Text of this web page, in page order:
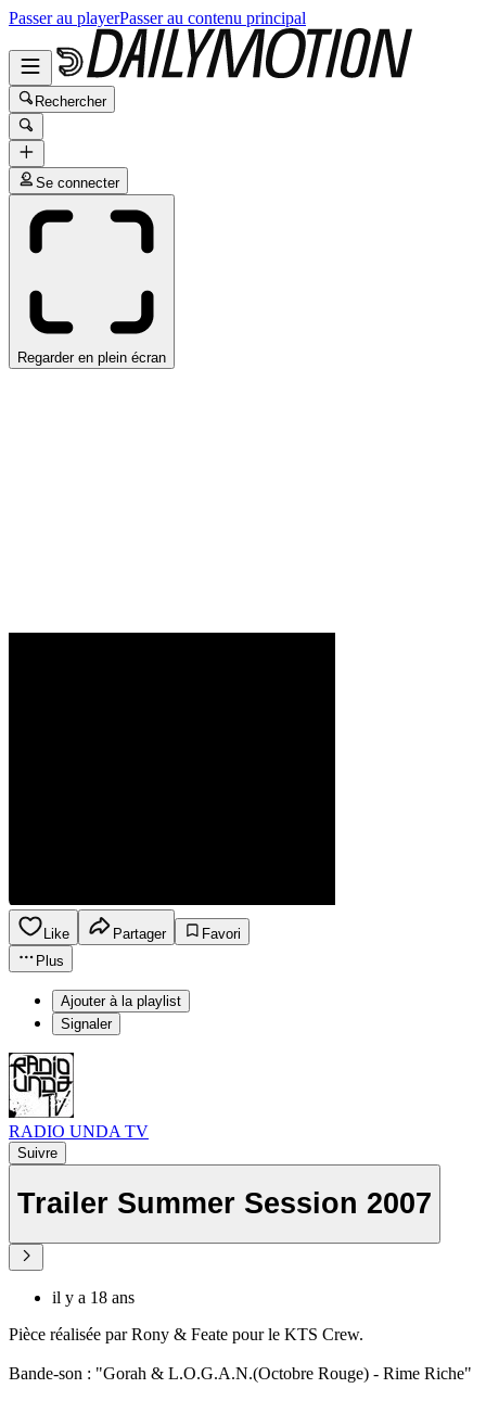
Passer au playerPasser au contenu principal
Rechercher
Se connecter
Regarder en plein écran
Like Partager
Favori
Plus
Ajouter à la playlist
Signaler
RADIO UNDA TV
Suivre
Trailer Summer Session 2007
il y a 18 ans
Pièce réalisée par Rony & Feate pour le KTS Crew.
Bande-son : "Gorah & L.O.G.A.N.(Octobre Rouge) - Rime Riche"